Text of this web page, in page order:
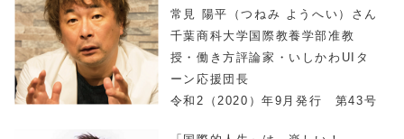
常見 陽平（つねみ ようへい）さん
千葉商科大学国際教養学部准教
授・働き方評論家・いしかわUIタ
ーン応援団長
令和2（2020）年9月発行 第43号